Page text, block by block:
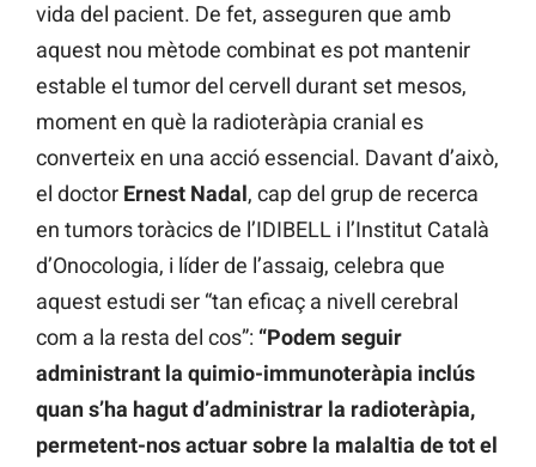
vida del pacient. De fet, asseguren que amb
aquest nou mètode combinat es pot mantenir
estable el tumor del cervell durant set mesos,
moment en què la radioteràpia cranial es
converteix en una acció essencial. Davant d’això,
el doctor Ernest Nadal, cap del grup de recerca
en tumors toràcics de l’IDIBELL i l’Institut Català
d’Onocologia, i líder de l’assaig, celebra que
aquest estudi ser “tan eficaç a nivell cerebral
com a la resta del cos”: “Podem seguir
administrant la quimio-immunoteràpia inclús
quan s’ha hagut d’administrar la radioteràpia,
permetent-nos actuar sobre la malaltia de tot el